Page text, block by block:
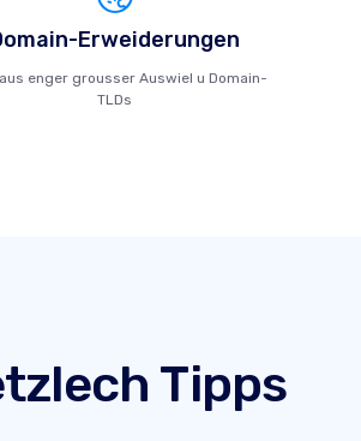
Erweiderungen
enger grousser Auswiel u Domain-
TLDs
Tipps